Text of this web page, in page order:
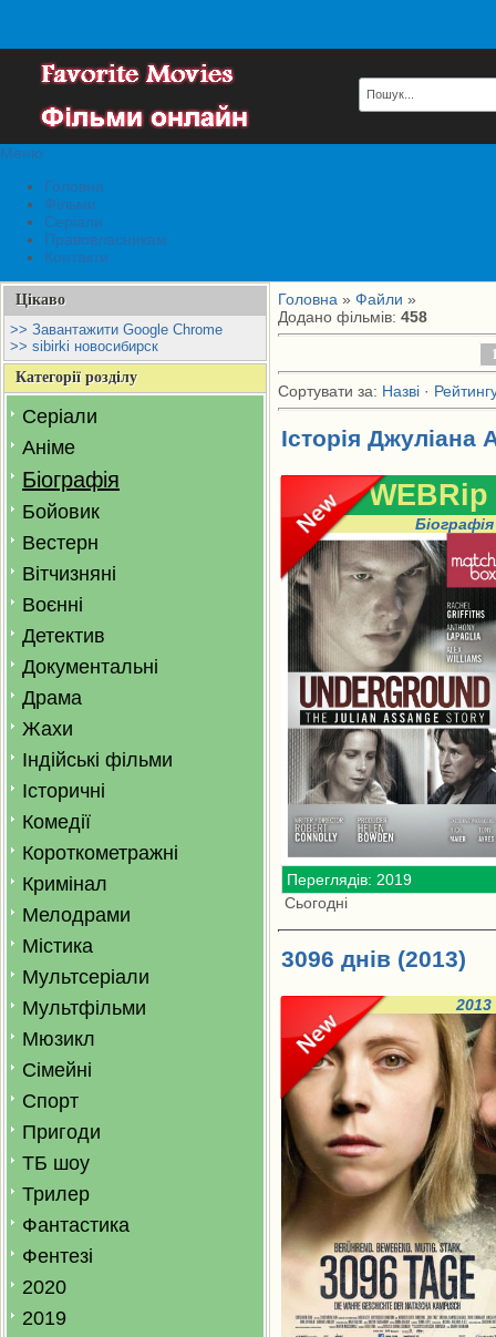
Меню
Головна
Фільми
Серіали
Правовласникам
Контакти
Цікаво
>> Завантажити Google Chrome
>> sibirki новосибирск
Категорії розділу
Серіали
Аніме
Біографія
Бойовик
Вестерн
Вітчизняні
Воєнні
Детектив
Документальні
Драма
Жахи
Індійські фільми
Історичні
Комедії
Короткометражні
Кримінал
Мелодрами
Містика
Мультсеріали
Мультфільми
Мюзикл
Сімейні
Спорт
Пригоди
ТБ шоу
Трилер
Фантастика
Фентезі
2020
2019
Головна » Файли »
Додано фільмів: 458
Сортувати за: Назві ·
Історія Джуліана
WEBRip
Біографія
Переглядів: 2019
Сьогодні
3096 днів (2013)
2013